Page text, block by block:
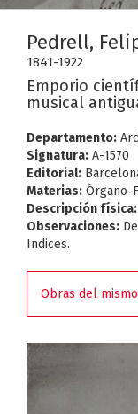
Pedrell,
1841-1922
Emporio
musical
Departamento:
Signatura: A-1570
Editorial:
Materias: Órgano-
Descripción física:
Observaciones:
Indices.
Obras del